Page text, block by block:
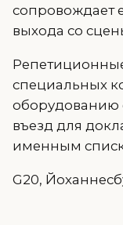
сопровождает
выхода со
специальных
оборудованию
въезд для
именным
G20,